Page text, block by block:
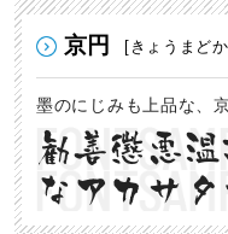
京円 [きょうまど
墨のにじみも上品な、
勧善懲悪
なアカサタ